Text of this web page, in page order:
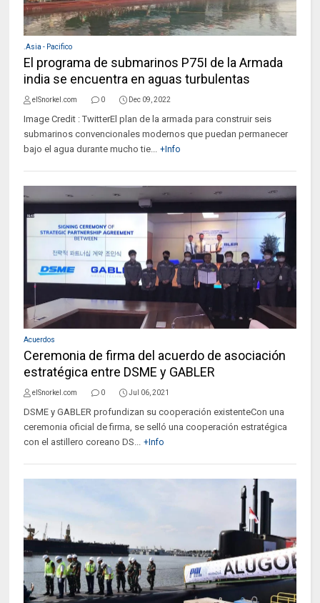
.Asia - Pacifico
El programa de submarinos P75I de la Armada
india se encuentra en aguas turbulentas
elSnorkel.com 0 Dec 09, 2022
Image Credit : TwitterEl plan de la armada para construir seis
submarinos convencionales modernos que puedan permanecer
bajo el agua durante mucho tie... +Info
Acuerdos
Ceremonia de firma del acuerdo de asociación
estratégica entre DSME y GABLER
elSnorkel.com 0 Jul 06, 2021
DSME y GABLER profundizan su cooperación existenteCon una
ceremonia oficial de firma, se selló una cooperación estratégica
con el astillero coreano DS... +Info